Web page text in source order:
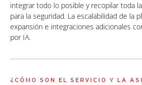
integrar todo lo posible y recopilar toda
para la seguridad. La escalabilidad de la
expansión e integraciones adicionales
por IA.
¿CÓMO SON EL SERVICIO Y LA